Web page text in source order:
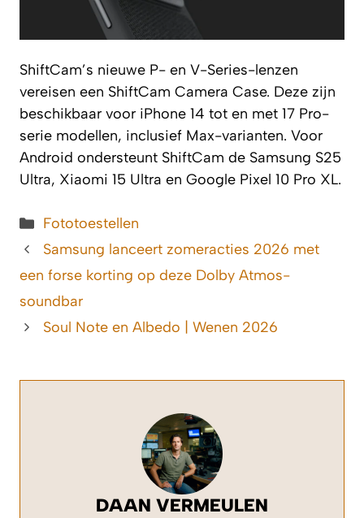
ShiftCam’s nieuwe P- en V-Series-lenzen
vereisen een ShiftCam Camera Case. Deze zijn
beschikbaar voor iPhone 14 tot en met 17 Pro-
serie modellen, inclusief Max-varianten. Voor
Android ondersteunt ShiftCam de Samsung S25
Ultra, Xiaomi 15 Ultra en Google Pixel 10 Pro XL.
Categorieën
Fototoestellen
Samsung lanceert zomeracties 2026 met
een forse korting op deze Dolby Atmos-
soundbar
Soul Note en Albedo | Wenen 2026
DAAN VERMEULEN